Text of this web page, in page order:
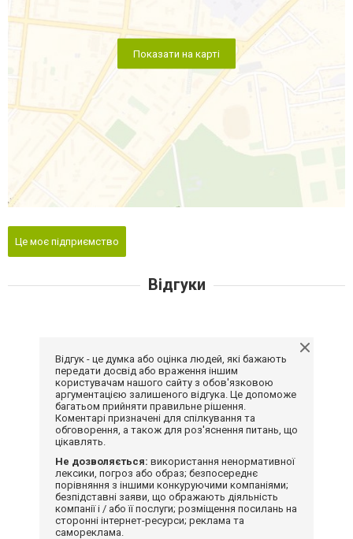
Показати на карті
Це моє підприємство
Відгуки
Відгук - це думка або оцінка людей, які бажають
передати досвід або враження іншим
користувачам нашого сайту з обов'язковою
аргументацією залишеного відгука. Це допоможе
багатьом прийняти правильне рішення.
Коментарі призначені для спілкування та
обговорення, а також для роз'яснення питань, що
цікавлять.
Не дозволяється: використання ненормативної
лексики, погроз або образ; безпосереднє
порівняння з іншими конкуруючими компаніями;
безпідставні заяви, що ображають діяльність
компанії і / або її послуги; розміщення посилань на
сторонні інтернет-ресурси; реклама та
самореклама.